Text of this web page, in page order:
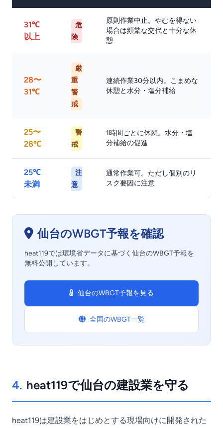
31℃
以上
危
険
原則作業中止。やむを得ない
場合は頻繁な交代と十分な休
憩
28〜
31℃
厳
重
警
戒
連続作業30分以内。こまめな
休憩と水分・塩分補給
25〜
28℃
警
戒
1時間ごとに休憩。水分・塩
分補給の促進
25℃
未満
注
意
通常作業可。ただし個別のリ
スク要因に注意
仙台のWBGT予報を確認
heat119では環境省データに基づく仙台のWBGT予報を
無料公開しています。
仙台のWBGT予報を見る
全国のWBGT一覧
4. heat119で仙台の建設業を守る
heat119は建設業をはじめとする現場向けに開発された